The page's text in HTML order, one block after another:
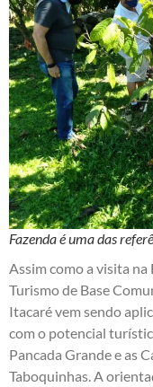
Fazenda é uma das
Assim como a visita
Turismo de Base
Itacaré vem sendo
com o potencial
Pancada Grande e as
Taboquinhas. A